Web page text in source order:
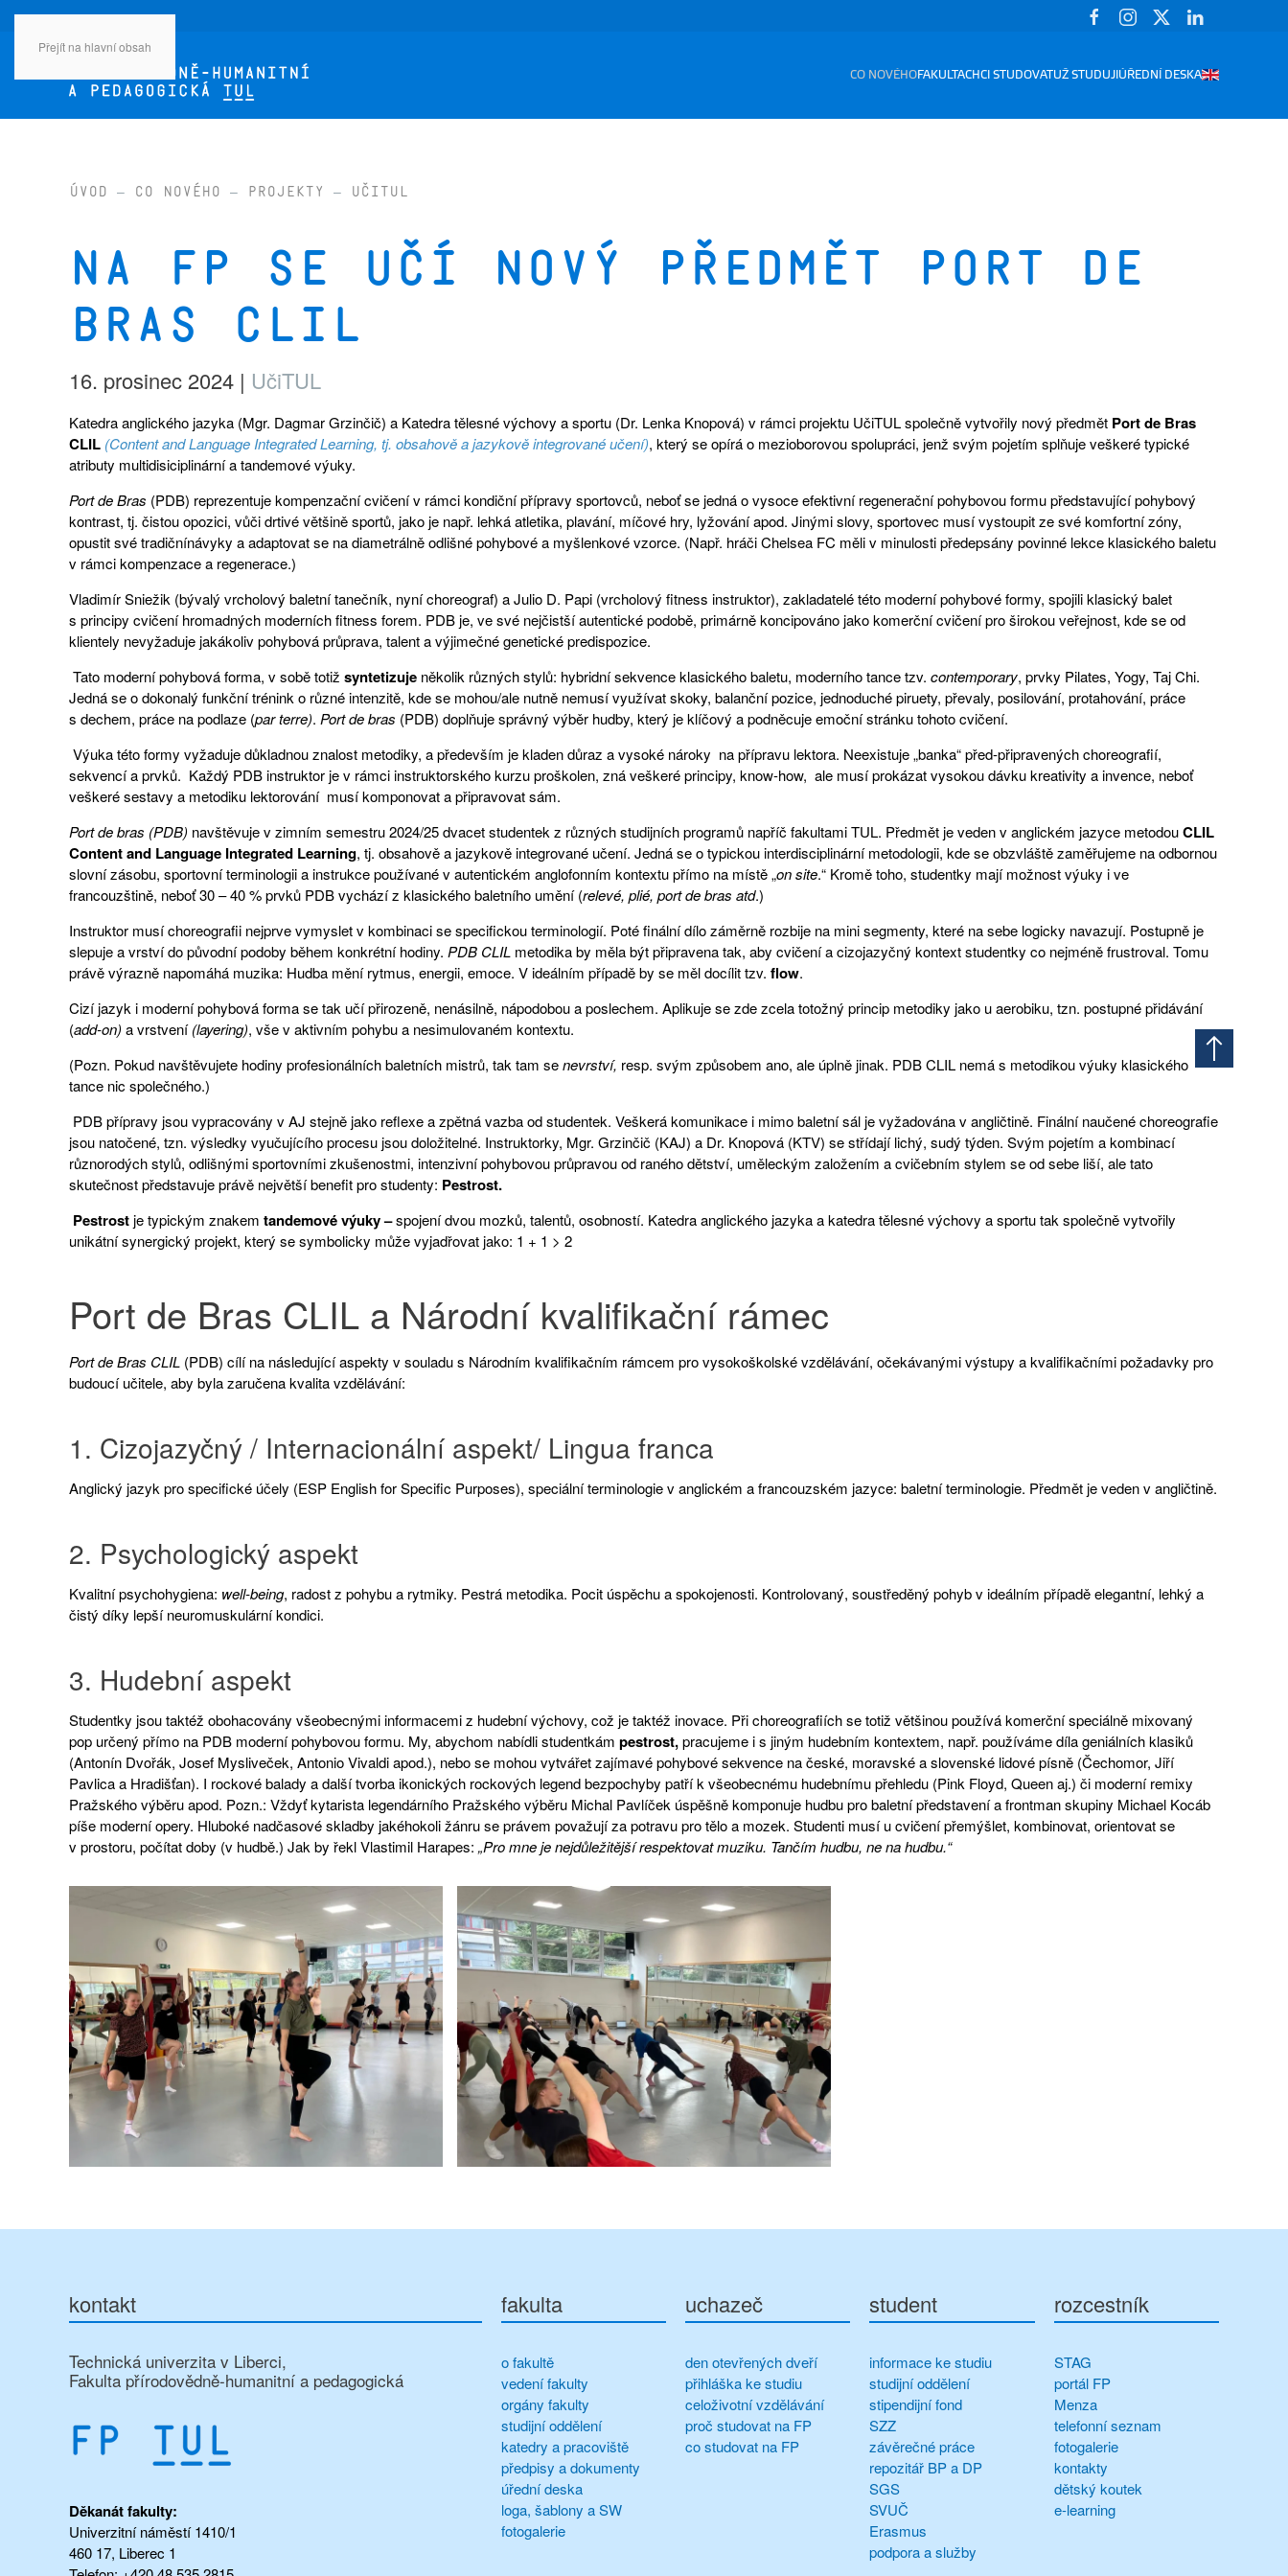
Přejít na hlavní obsah
CO NOVÉHOFAKULTACHCI STUDOVATUŽ STUDUJI ÚŘEDNÍ DESKA
Úvod Co nového Projekty UčiTUL
Na FP se učí nový předmět Port de
Bras CLIL
16. prosinec 2024 | UčiTUL
Katedra anglického jazyka (Mgr. Dagmar Grzinčič) a Katedra tělesné výchovy a sportu (Dr. Lenka Knopová) v rámci projektu UčiTUL společně vytvořily nový předmět Port de Bras
CLIL (Content and Language Integrated Learning, tj. obsahově a jazykově integrované učení), který se opírá o mezioborovou spolupráci, jenž svým pojetím splňuje veškeré typické
atributy multidisiciplinární a tandemové výuky.
Port de Bras (PDB) reprezentuje kompenzační cvičení v rámci kondiční přípravy sportovců, neboť se jedná o vysoce efektivní regenerační pohybovou formu představující pohybový
kontrast, tj. čistou opozici, vůči drtivé většině sportů, jako je např. lehká atletika, plavání, míčové hry, lyžování apod. Jinými slovy, sportovec musí vystoupit ze své komfortní zóny,
opustit své tradičnínávyky a adaptovat se na diametrálně odlišné pohybové a myšlenkové vzorce. (Např. hráči Chelsea FC měli v minulosti předepsány povinné lekce klasického baletu
v rámci kompenzace a regenerace.)
Vladimír Sniežik (bývalý vrcholový baletní tanečník, nyní choreograf) a Julio D. Papi (vrcholový fitness instruktor), zakladatelé této moderní pohybové formy, spojili klasický balet
s principy cvičení hromadných moderních fitness forem. PDB je, ve své nejčistší autentické podobě, primárně koncipováno jako komerční cvičení pro širokou veřejnost, kde se od
klientely nevyžaduje jakákoliv pohybová průprava, talent a výjimečné genetické predispozice.
Tato moderní pohybová forma, v sobě totiž syntetizuje několik různých stylů: hybridní sekvence klasického baletu, moderního tance tzv. contemporary, prvky Pilates, Yogy, Taj Chi.
Jedná se o dokonalý funkční trénink o různé intenzitě, kde se mohou/ale nutně nemusí využívat skoky, balanční pozice, jednoduché piruety, převaly, posilování, protahování, práce
s dechem, práce na podlaze (par terre). Port de bras (PDB) doplňuje správný výběr hudby, který je klíčový a podněcuje emoční stránku tohoto cvičení.
Výuka této formy vyžaduje důkladnou znalost metodiky, a především je kladen důraz a vysoké nároky na přípravu lektora. Neexistuje „banka“ před-připravených choreografií,
sekvencí a prvků. Každý PDB instruktor je v rámci instruktorského kurzu proškolen, zná veškeré principy, know-how, ale musí prokázat vysokou dávku kreativity a invence, neboť
veškeré sestavy a metodiku lektorování musí komponovat a připravovat sám.
Port de bras (PDB) navštěvuje v zimním semestru 2024/25 dvacet studentek z různých studijních programů napříč fakultami TUL. Předmět je veden v anglickém jazyce metodouCLIL
Content and Language Integrated Learning, tj. obsahově a jazykově integrované učení. Jedná se o typickou interdisciplinární metodologii, kde se obzvláště zaměřujeme na odbornou
slovní zásobu, sportovní terminologii a instrukce používané v autentickém anglofonním kontextu přímo na místě „on site.“ Kromě toho, studentky mají možnost výuky i ve
francouzštině, neboť 30 – 40 % prvků PDB vychází z klasického baletního umění (relevé, plié, port de bras atd.)
Instruktor musí choreografii nejprve vymyslet v kombinaci se specifickou terminologií. Poté finální dílo záměrně rozbije na mini segmenty, které na sebe logicky navazují. Postupně je
slepuje a vrství do původní podoby během konkrétní hodiny. PDB CLIL metodika by měla být připravena tak, aby cvičení a cizojazyčný kontext studentky co nejméně frustroval. Tomu
právě výrazně napomáhá muzika: Hudba mění rytmus, energii, emoce. V ideálním případě by se měl docílit tzv. flow.
Cizí jazyk i moderní pohybová forma se tak učí přirozeně, nenásilně, nápodobou a poslechem. Aplikuje se zde zcela totožný princip metodiky jako u aerobiku, tzn. postupné přidávání
(add-on) a vrstvení(layering), vše v aktivním pohybu a nesimulovaném kontextu.
(Pozn. Pokud navštěvujete hodiny profesionálních baletních mistrů, tak tam senevrství, resp. svým způsobem ano, ale úplně jinak. PDB CLIL nemá s metodikou výuky klasického
tance nic společného.)
PDB přípravy jsou vypracovány v AJ stejně jako reflexe a zpětná vazba od studentek. Veškerá komunikace i mimo baletní sál je vyžadována v angličtině. Finální naučené choreografie
jsou natočené, tzn. výsledky vyučujícího procesu jsou doložitelné. Instruktorky, Mgr. Grzinčič (KAJ) a Dr. Knopová (KTV) se střídají lichý, sudý týden. Svým pojetím a kombinací
různorodých stylů, odlišnými sportovními zkušenostmi, intenzivní pohybovou průpravou od raného dětství, uměleckým založením a cvičebním stylem se od sebe liší, ale tato
skutečnost představuje právě největší benefit pro studenty: Pestrost.
Pestrostje typickým znakem tandemové výuky –spojení dvou mozků, talentů, osobností. Katedra anglického jazyka a katedra tělesné výchovy a sportu tak společně vytvořily
unikátní synergický projekt, který se symbolicky může vyjadřovat jako: 1 + 1 > 2
Port de Bras CLIL a Národní kvalifikační rámec
Port de Bras CLIL (PDB) cílí na následující aspekty vsouladu s Národním kvalifikačním rámcem pro vysokoškolské vzdělávání, očekávanými výstupy a kvalifikačními požadavky pro
budoucí učitele, aby byla zaručena kvalita vzdělávání:
1. Cizojazyčný / Internacionální aspekt/ Lingua franca
Anglický jazyk pro specifické účely (ESP English for Specific Purposes), speciální terminologie v anglickém a francouzském jazyce: baletní terminologie. Předmět je veden v angličtině.
2. Psychologický aspekt
Kvalitní psychohygiena: well-being, radost z pohybu a rytmiky. Pestrá metodika. Pocit úspěchu a spokojenosti. Kontrolovaný, soustředěný pohyb v ideálním případě elegantní, lehký a
čistý díky lepší neuromuskulární kondici.
3. Hudební aspekt
Studentky jsou taktéž obohacovány všeobecnými informacemi z hudební výchovy, což je taktéž inovace. Při choreografiích se totiž většinou používá komerční speciálně mixovaný
pop určený přímo na PDB moderní pohybovou formu. My, abychom nabídli studentkám pestrost,pracujeme i s jiným hudebním kontextem, např. používáme díla geniálních klasiků
(Antonín Dvořák, Josef Mysliveček, Antonio Vivaldi apod.), nebo se mohou vytvářet zajímavé pohybové sekvence na české, moravské a slovenské lidové písně (Čechomor, Jiří
Pavlica a Hradišťan). I rockové balady a další tvorba ikonických rockových legend bezpochyby patří k všeobecnému hudebnímu přehledu (Pink Floyd, Queen aj.) či moderní remixy
Pražského výběru apod. Pozn.: Vždyť kytarista legendárního Pražského výběru Michal Pavlíček úspěšně komponuje hudbu pro baletní představení a frontman skupiny Michael Kocáb
píše moderní opery. Hluboké nadčasové skladby jakéhokoli žánru se právem považují za potravu pro tělo a mozek. Studenti musí u cvičení přemýšlet, kombinovat, orientovat se
v prostoru, počítat doby (v hudbě.) Jak by řekl Vlastimil Harapes: „Pro mne je nejdůležitější respektovat muziku. Tančím hudbu, ne na hudbu.“
kontakt
Technická univerzita v Liberci,
Fakulta přírodovědně-humanitní a pedagogická
Děkanát fakulty:
Univerzitní náměstí 1410/1
460 17, Liberec 1
fakulta
o fakultě
vedení fakulty
orgány fakulty
studijní oddělení
katedry a pracoviště
předpisy a dokumenty
úřední deska
loga, šablony a SW
fotogalerie
uchazeč
den otevřených dveří
přihláška ke studiu
celoživotní vzdělávání
proč studovat na FP
co studovat na FP
student
informace ke studiu
studijní oddělení
stipendijní fond
SZZ
závěrečné práce
repozitář BP a DP
SGS
SVUČ
Erasmus
podpora a služby
rozcestník
STAG
portál FP
Menza
telefonní seznam
fotogalerie
kontakty
dětský koutek
e-learning